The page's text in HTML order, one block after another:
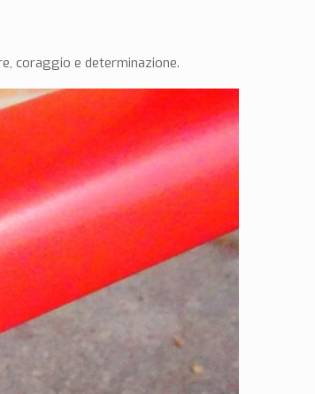
coraggio e determinazione.